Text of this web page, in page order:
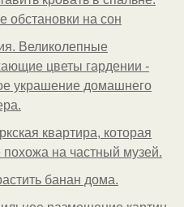
обстановки на сон
Великолепные
цветы гардении -
украшение домашнего
квартира, которая
на частный музей.
банан дома.